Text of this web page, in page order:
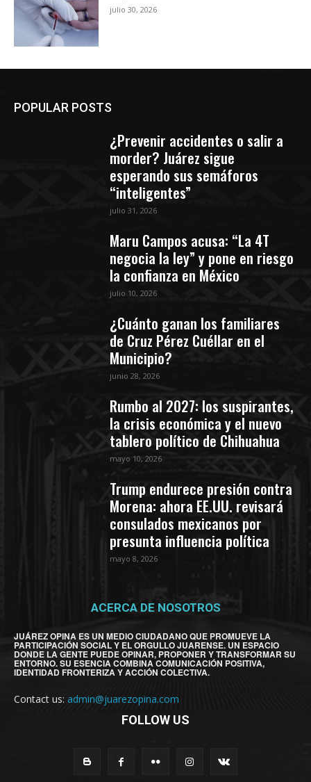
julio 30, 2026
POPULAR POSTS
¿Prevenir accidentes o salir a
morder? Juárez sigue
esperando sus semáforos
“inteligentes”
julio 31, 2026
Maru Campos acusa: “La 4T
negocia la ley” y pone en riesgo
la confianza en México
julio 10, 2026
¿Cuánto ganan los familiares
de Cruz Pérez Cuéllar en el
Municipio?
junio 28, 2026
Rumbo al 2027: los suspirantes,
la crisis económica y el nuevo
tablero político de Chihuahua
mayo 10, 2026
Trump endurece presión contra
Morena: ahora EE.UU. revisará
consulados mexicanos por
presunta influencia política
mayo 8, 2026
ACERCA DE NOSOTROS
JUÁREZ OPINA ES UN MEDIO CIUDADANO QUE PROMUEVE LA
PARTICIPACIÓN SOCIAL Y EL ORGULLO JUARENSE. UN ESPACIO
DONDE LA GENTE PUEDE OPINAR, PROPONER Y TRANSFORMAR SU
ENTORNO. SU ESENCIA COMBINA COMUNICACIÓN POSITIVA,
IDENTIDAD FRONTERIZA Y ACCIÓN COLECTIVA.
Contact us: admin@juarezopina.com
FOLLOW US